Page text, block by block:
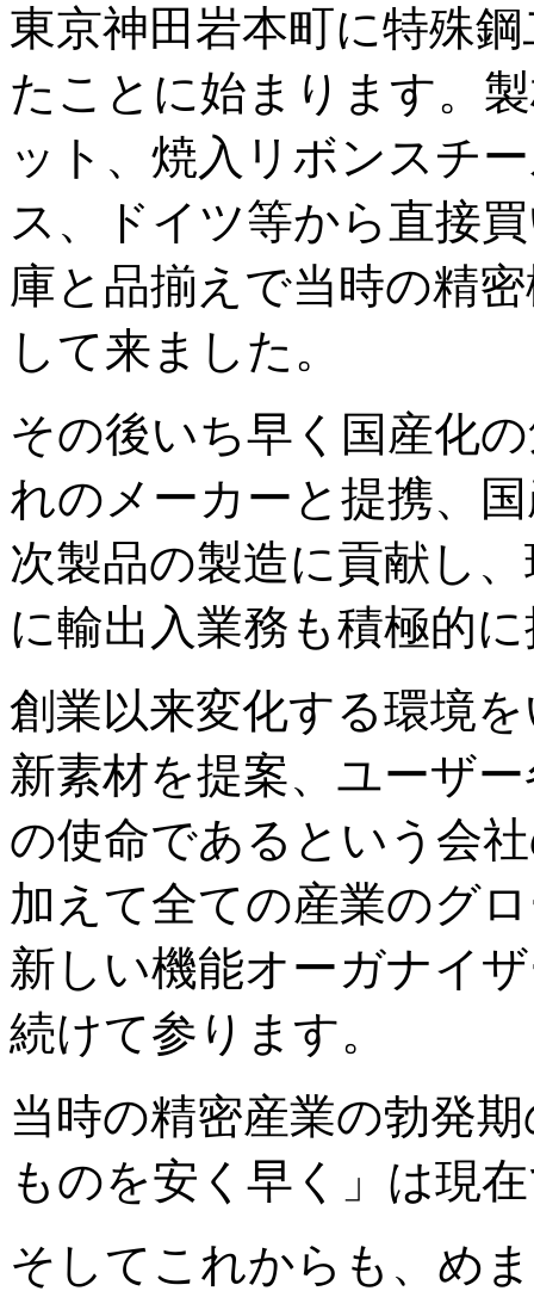
東京神田岩本町に特殊
たことに始まります。
ット、焼入リボンスチ
ス、ドイツ等から直接
庫と品揃えで当時の精
して来ました。
その後いち早く国産化
れのメーカーと提携、
次製品の製造に貢献し
に輸出入業務も積極的
創業以来変化する環境
新素材を提案、ユーザ
の使命であるという会
加えて全ての産業のグ
新しい機能オーガナイ
続けて参ります。
当時の精密産業の勃発
ものを安く早く」は現
そしてこれからも、め